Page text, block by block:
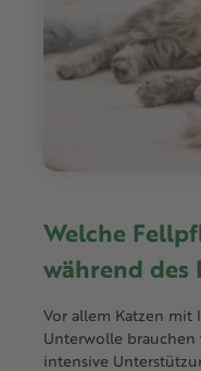
Welche
während des
Vor allem Katzen mit
Unterwolle brauchen
intensive